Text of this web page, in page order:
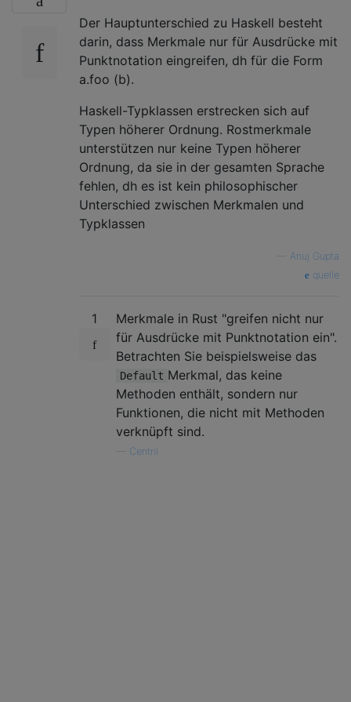
Der Hauptunterschied zu Haskell besteht
darin, dass Merkmale nur für Ausdrücke mit
Punktnotation eingreifen, dh für die Form
a.foo (b).
Haskell-Typklassen erstrecken sich auf
Typen höherer Ordnung. Rostmerkmale
unterstützen nur keine Typen höherer
Ordnung, da sie in der gesamten Sprache
fehlen, dh es ist kein philosophischer
Unterschied zwischen Merkmalen und
Typklassen
Anuj Gupta
quelle
1
Merkmale in Rust "greifen nicht nur
für Ausdrücke mit Punktnotation ein".
Betrachten Sie beispielsweise das
Default Merkmal, das keine
Methoden enthält, sondern nur
Funktionen, die nicht mit Methoden
verknüpft sind.
Centril